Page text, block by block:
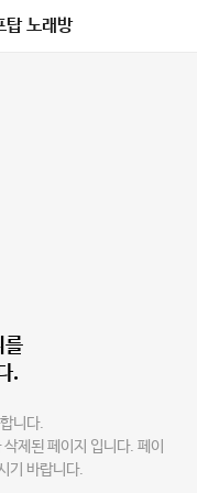
탑 노래방
를
.
니다.
제된 페이지 입니다. 페이
기 바랍니다.